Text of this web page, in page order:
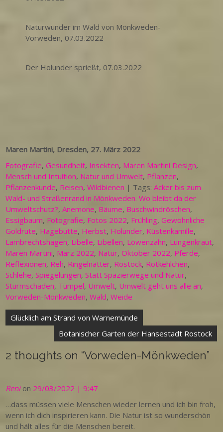
Naturwunder im Wald von Mönkweden-
Vorweden, 07.03.2022
Der Holunder sprießt, 07.03.2022
Maren Martini, Dresden, 27. März 2022
Fotografie,Gesundheit, Insekten, Maren Martini Design,
Mensch und Intuition, Natur und Umwelt, Pflanzen,
Pflanzenkunde, Reisen,Wildbienen | Tags:Acker bis zum
Wald- und Straßenrand in Mönkweden. Wo bleibt da der
Umweltschutz?,Anemone, Bäume, Buschwindröschen,
Essigbaum, Fotografie, Fotos 2022, Frühling,Gewöhnliche
Goldrute, Hagebutte, Herbst, Holunder, Küstenkamille,
Lambrechtshagen, Libelle, Libellen, Löwenzahn, Lungenkraut,
Maren Martini, März 2022, Natur,Oktober 2022, Pferde,
Reflexionen, Reh, Ringelnatter, Rostock, Rotkehlchen,
Schlehe,Spiegelungen,Statt Spazierwege und Natur,
Sturmschäden, Tümpel, Umwelt, Umwelt geht uns alle an,
Vorweden-Mönkweden,Wald,Weide
Beitragsnavigation
Glücklich am Strand von Warnemünde
Botanischer Garten der Hansestadt Rostock
2 thoughts on “Vorweden-Mönkweden”
Renion 29/03/2022 | 9:47
…dass müssen viele Menschen wieder lernen und ich bin froh,
wenn ich dich inspirieren kann. Die Natur ist so wunderschön
und hält alles für die Menschen bereit.